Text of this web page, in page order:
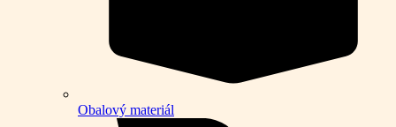
Obalový materiál